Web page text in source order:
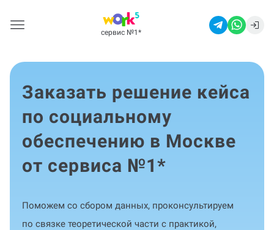
сервис №1 *
Заказать решение кейса
по социальному
обеспечению в Москве
от сервиса №1*
Поможем со сбором данных, проконсультируем
по связке теоретической части с практикой,